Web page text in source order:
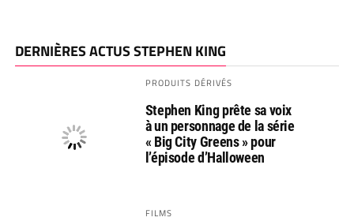
DERNIÈRES ACTUS STEPHEN KING
PRODUITS DÉRIVÉS
Stephen King prête sa voix
à un personnage de la série
« Big City Greens » pour
l’épisode d’Halloween
FILMS